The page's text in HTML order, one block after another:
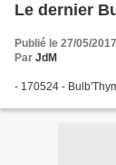
Le dernier
Publié le 27/05/
Par JdM
- 170524 -